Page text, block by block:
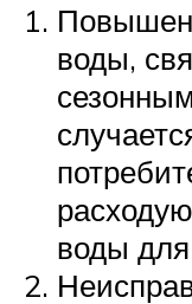
воды,
воды для